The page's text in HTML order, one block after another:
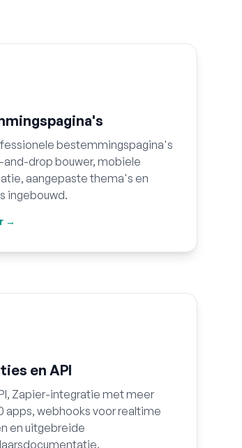
bestemmingspagina's
drop bouwer, mobiele
aangepaste thema's en
ingebouwd.
→
en API
Zapier-integratie met meer
apps, webhooks voor realtime
en uitgebreide